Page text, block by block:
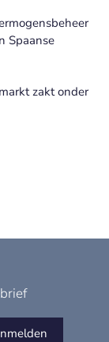
Spaanse
zakt onder